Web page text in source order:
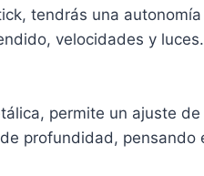
tendrás una
velocidades y
permite un ajuste
profundidad, pensando